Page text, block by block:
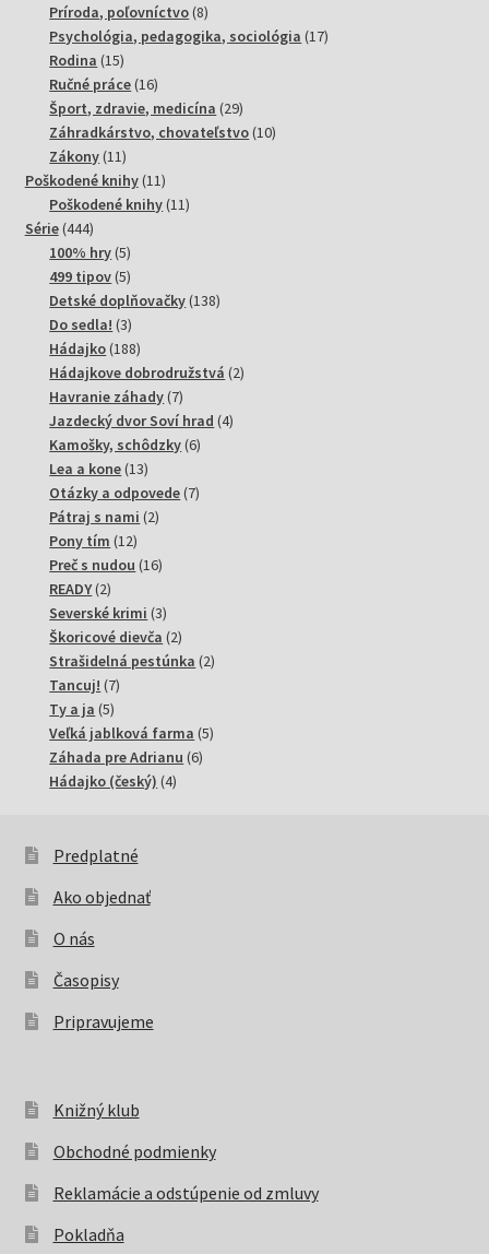
Príroda, poľovníctvo 88
produktov
Psychológia, pedagogika, sociológia 1717
Rodina 1515
produktov
Ručné práce 1616
produktov
Šport, zdravie, medicína 2929
produktov
Záhradkárstvo, chovateľstvo 1010
Zákony 1111
produktov
Poškodené knihy 1111
produktov
Poškodené knihy 1111
Série 444444
produktov
100% hry 55
produktov
499 tipov 55
produktov
Detské doplňovačky 138138
Do sedla! 33
produkty
Hádajko 188188
produktov
Hádajkove dobrodružstvá 22
Havranie záhady 77
produktov
Jazdecký dvor Soví hrad 44
Kamošky, schôdzky 66
Lea a kone 1313
produktov
Otázky a odpovede 77
Pátraj s nami 22
Pony tím 1212
produktov
Preč s nudou 1616
READY 22
produkty
Severské krimi 33
produkty
Škoricové dievča 22
produkty
Strašidelná pestúnka 22
Tancuj! 77
Ty a ja 55
produktov
Veľká jablková farma 55
Záhada pre Adrianu 66
Hádajko (český) 44
Predplatné
Ako objednať
O nás
Časopisy
Pripravujeme
Knižný klub
Obchodné podmienky
Reklamácie a odstúpenie od zmluvy
Pokladňa